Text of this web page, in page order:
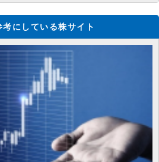
考にしている株サイト